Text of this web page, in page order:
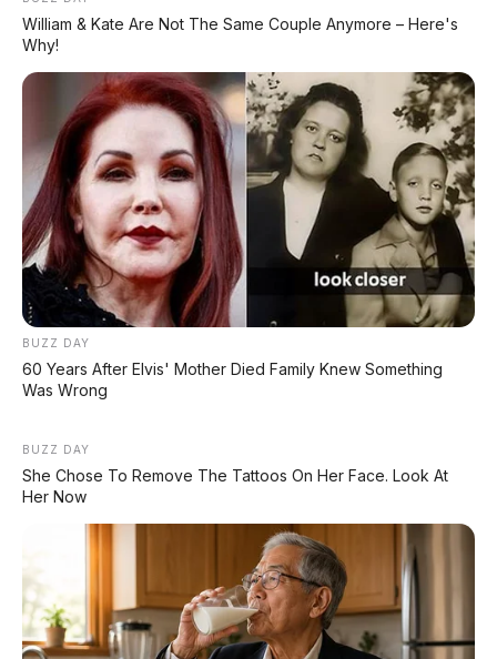
DIJUAL MOBIL BEKAS DENPASAR
DIJUAL: Suzuki Swift GX 2013 Manual – Hitam
Legam, Low KM 100 Ribu, Pajak Panjang!
Kondisi Istimewa di Denpasar
DIJUAL: Nissan Serena HWS Matic 2017 –
Kondisi Istimewa, Hanya 68.000 KM! Siap Pakai
DIJUAL: Mitsubishi Xpander Ultimate 2023
Lihat Semua Unit Bali »
DATABASE ARTIKEL
William & Kate Are Not The Same Couple Anymore – Here's
Why!
BUZZ DAY
60 Years After Elvis' Mother Died Family Knew Something
Was Wrong
BUZZ DAY
She Chose To Remove The Tattoos On Her Face. Look At
Her Now